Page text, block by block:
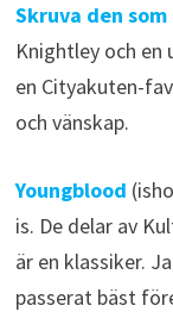
Skruva den
Knightley och en
en Cityakuten-
och vänskap.
Youngblood
is. De delar av
är en klassiker.
passerat bäst